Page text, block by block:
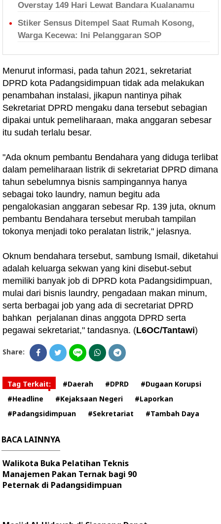
Overstay 149 Hari Lewat Bandara Kualanamu
Stiker Sensus Ditempel Saat Rumah Kosong,
Warga Kecewa: Ini Pelanggaran SOP
Menurut informasi, pada tahun 2021, sekretariat
DPRD kota Padangsidimpuan tidak ada melakukan
penambahan instalasi, jikapun nantinya pihak
Sekretariat DPRD mengaku dana tersebut sebagian
dipakai untuk pemeliharaan, maka anggaran sebesar
itu sudah terlalu besar.
"Ada oknum pembantu Bendahara yang diduga terlibat
dalam pemeliharaan listrik di sekretariat DPRD dimana
tahun sebelumnya bisnis sampingannya hanya
sebagai toko laundry, namun begitu ada
pengalokasian anggaran sebesar Rp. 139 juta, oknum
pembantu Bendahara tersebut merubah tampilan
tokonya menjadi toko peralatan listrik," jelasnya.
Oknum bendahara tersebut, sambung Ismail, diketahui
adalah keluarga sekwan yang kini disebut-sebut
memiliki banyak job di DPRD kota Padangsidimpuan,
mulai dari bisnis laundry, pengadaan makan minum,
serta berbagai job yang ada di secretariat DPRD
bahkan perjalanan dinas anggota DPRD serta
pegawai sekretariat," tandasnya. (L6OC/Tantawi)
Share:
Tag Terkait: #Daerah #DPRD
#Dugaan Korupsi
#Headline
#Kejaksaan Negeri
#Laporkan
#Padangsidimpuan
#Sekretariat #Tambah Daya
BACA LAINNYA
Walikota Buka Pelatihan Teknis
Manajemen Pakan Ternak bagi 90
Peternak di Padangsidimpuan